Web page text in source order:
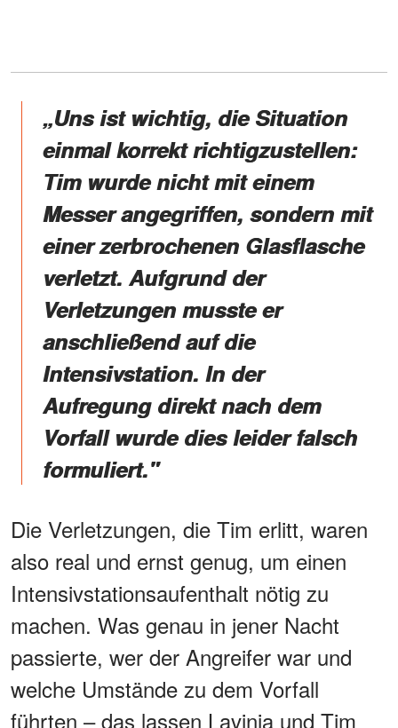
„Uns ist wichtig, die Situation
einmal korrekt richtigzustellen:
Tim wurde nicht mit einem
Messer angegriffen, sondern mit
einer zerbrochenen Glasflasche
verletzt. Aufgrund der
Verletzungen musste er
anschließend auf die
Intensivstation. In der
Aufregung direkt nach dem
Vorfall wurde dies leider falsch
formuliert."
Die Verletzungen, die Tim erlitt, waren
also real und ernst genug, um einen
Intensivstationsaufenthalt nötig zu
machen. Was genau in jener Nacht
passierte, wer der Angreifer war und
welche Umstände zu dem Vorfall
führten – das lassen Lavinia und Tim